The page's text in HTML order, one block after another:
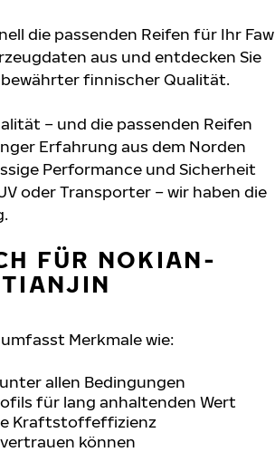
die passenden Reifen für Ihr Faw
aus und entdecken Sie
finnischer Qualität.
– und die passenden Reifen
Erfahrung aus dem Norden
Performance und Sicherheit
oder Transporter – wir haben die
FÜR NOKIAN-
Merkmale wie:
allen Bedingungen
für lang anhaltenden Wert
Kraftstoffeffizienz
vertrauen können